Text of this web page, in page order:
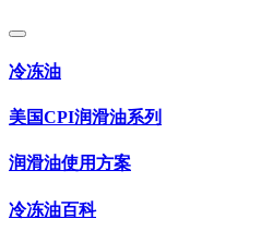
冷冻油
美国CPI润滑油系列
润滑油使用方案
冷冻油百科